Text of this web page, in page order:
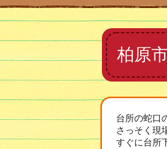
柏原
台所の蛇口
さっそく現
すぐに台所